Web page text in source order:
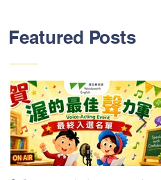
Featured Posts